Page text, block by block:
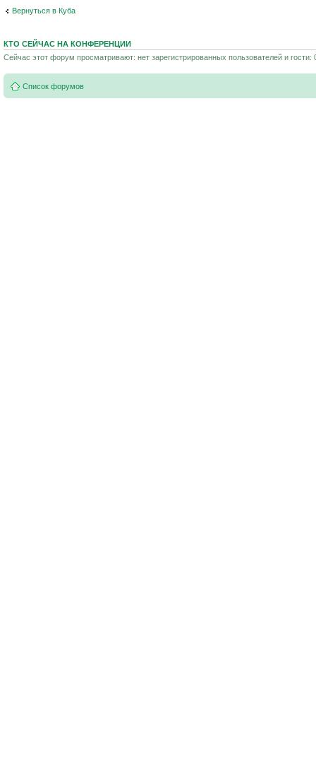
Вернуться в Куба
КТО СЕЙЧАС НА КОНФЕРЕНЦИИ
Сейчас этот форум просматривают: нет зарегистрированных пользователей и гости:
Список форумов